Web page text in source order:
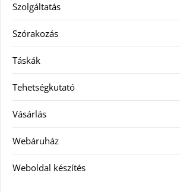
Szolgáltatás
Szórakozás
Táskák
Tehetségkutató
Vásárlás
Webáruház
Weboldal készítés